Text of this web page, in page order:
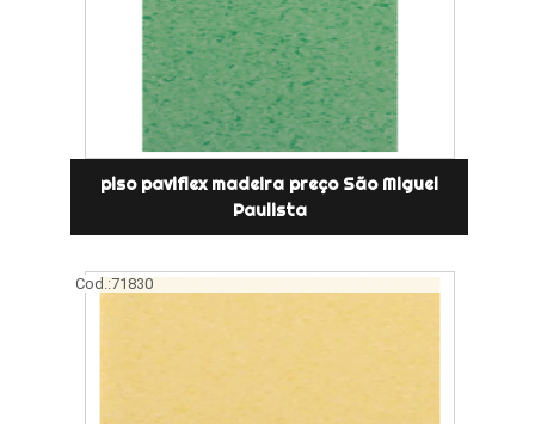
piso paviflex madeira preço São Miguel
Paulista
Cod.:71830